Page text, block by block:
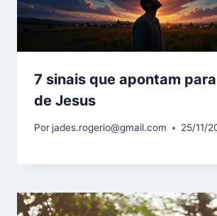
7 sinais que apontam
de Jesus
Por jades.rogerio@gmail.com 25/11/